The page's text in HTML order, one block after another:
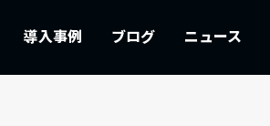
導入事例 ブログ ニュース